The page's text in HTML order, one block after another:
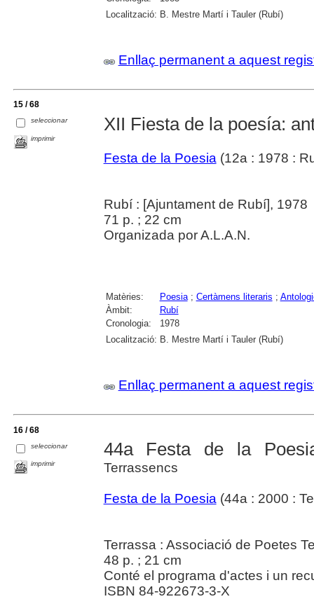
Localització: B. Mestre Martí i Tauler (Rubí)
Enllaç permanent a aquest
15 / 68
seleccionar
imprimir
XII Fiesta de la poesía:
Festa de la Poesia (12a : 1978 :
Rubí : [Ajuntament de Rubí], 1978
71 p. ; 22 cm
Organizada por A.L.A.N.
Matèries: Poesia; Certàmens literaris ;
Àmbit:
Rubí
Cronologia:
1978
Localització: B. Mestre Martí i Tauler (Rubí)
Enllaç permanent a aquest
16 / 68
seleccionar
imprimir
44a Festa de la
Terrassencs
Festa de la Poesia (44a : 2000 :
Terrassa : Associació de Poetes
48 p. ; 21 cm
Conté el programa d'actes i un
ISBN 84-922673-3-X